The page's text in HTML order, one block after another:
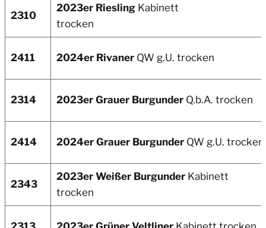
2310
2023er RieslingKabinett
trocken
2411 2024er RivanerQW g.U. trocken
2314 2023er Grauer Burgunder Q.b.A. trocken
2414 2024er Grauer BurgunderQW g.U. trocken
2343
2023er Weißer Burgunder Kabinett
trocken